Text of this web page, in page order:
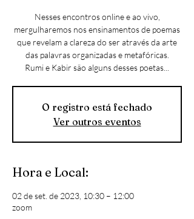
Nesses encontros online e ao vivo,
mergulharemos nos ensinamentos de poemas
que revelam a clareza do ser através da arte
das palavras organizadas e metafóricas.
Rumi e Kabir são alguns desses poetas...
O registro está fechado
Ver outros eventos
Hora e Local:
02 de set. de 2023, 10:30 – 12:00
zoom